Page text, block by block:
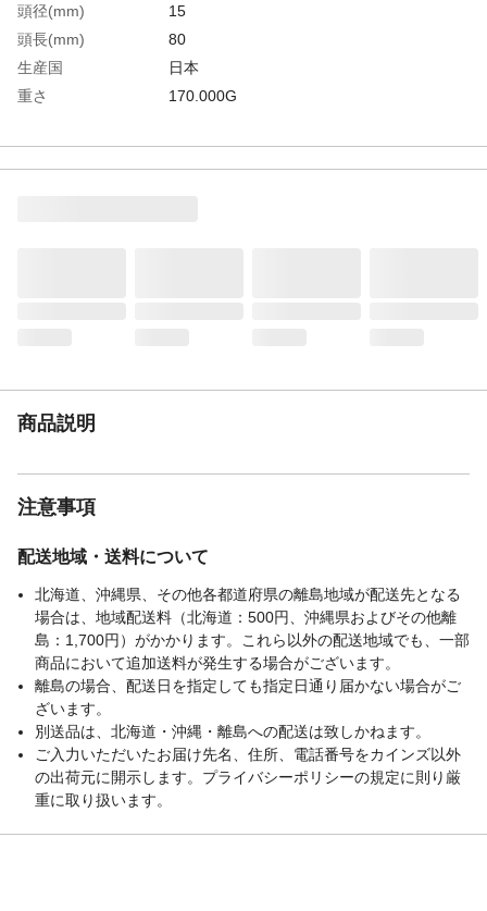
頭径(mm)
15
頭長(mm)
80
生産国
日本
重さ
170.000G
材質2
ヘッド：銅、ナイロン
商品説明
注意事項
配送地域・送料について
北海道、沖縄県、その他各都道府県の離島地域が配送先となる
場合は、地域配送料（北海道：500円、沖縄県およびその他離
島：1,700円）がかかります。これら以外の配送地域でも、一部
商品において追加送料が発生する場合がございます。
離島の場合、配送日を指定しても指定日通り届かない場合がご
ざいます。
別送品は、北海道・沖縄・離島への配送は致しかねます。
ご入力いただいたお届け先名、住所、電話番号をカインズ以外
の出荷元に開示します。プライバシーポリシーの規定に則り厳
重に取り扱います。